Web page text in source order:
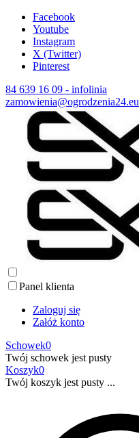
Facebook
Youtube
Instagram
X (Twitter)
Pinterest
84 639 16 09 - infolinia
zamowienia@ogrodzenia24.eu
Panel klienta
Zaloguj się
Załóż konto
Schowek0
Twój schowek jest pusty
Koszyk0
Twój koszyk jest pusty ...